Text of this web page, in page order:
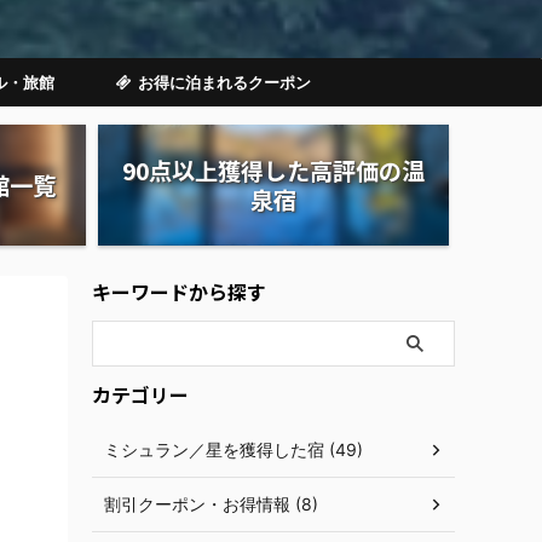
・旅館 お得に泊まれるクーポン
一覧
90点以上獲得した高評価の温
泉宿
キーワードから探す
カテゴリー
ミシュラン／星を獲得した宿 (49)
割引クーポン・お得情報 (8)